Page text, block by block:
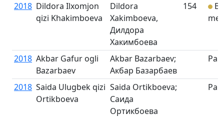
2018 Dildora Ilxomjon
qizi Khakimboeva
Dildora
Xakimboeva,
Дилдора
Хакимбоева
154
2018 Akbar Gafur ogli
Bazarbaev
Akbar Bazarbaev;
Акбар Базарбаев
2018 Saida Ulugbek qizi
Ortikboeva
Saida Ortikboeva;
Саида
Ортикбоева